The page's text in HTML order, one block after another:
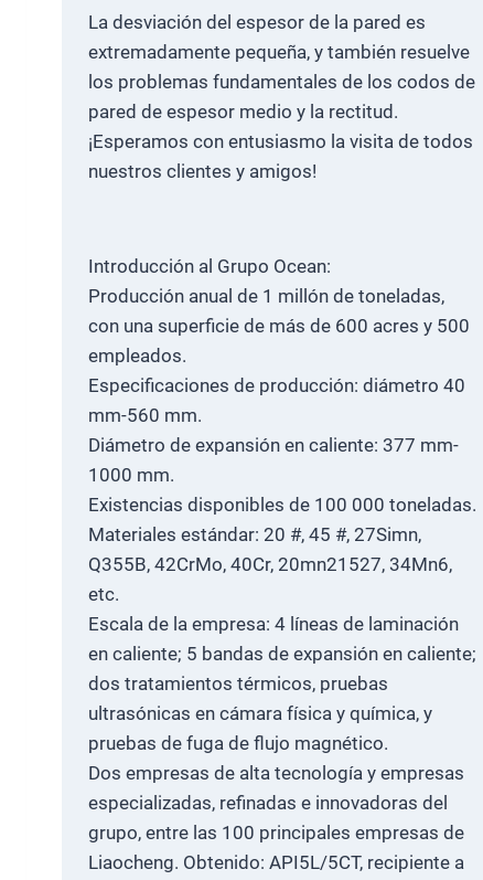
La desviación del espesor de la pared es
extremadamente pequeña, y también resuelve
los problemas fundamentales de los codos de
pared de espesor medio y la rectitud.
¡Esperamos con entusiasmo la visita de todos
nuestros clientes y amigos!
Introducción al Grupo Ocean:
Producción anual de 1 millón de toneladas,
con una superficie de más de 600 acres y 500
empleados.
Especificaciones de producción: diámetro 40
mm-560 mm.
Diámetro de expansión en caliente: 377 mm-
1000 mm.
Existencias disponibles de 100 000 toneladas.
Materiales estándar: 20 #, 45 #, 27Simn,
Q355B, 42CrMo, 40Cr, 20mn21527, 34Mn6,
etc.
Escala de la empresa: 4 líneas de laminación
en caliente; 5 bandas de expansión en caliente;
dos tratamientos térmicos, pruebas
ultrasónicas en cámara física y química, y
pruebas de fuga de flujo magnético.
Dos empresas de alta tecnología y empresas
especializadas, refinadas e innovadoras del
grupo, entre las 100 principales empresas de
Liaocheng. Obtenido: API5L/5CT, recipiente a